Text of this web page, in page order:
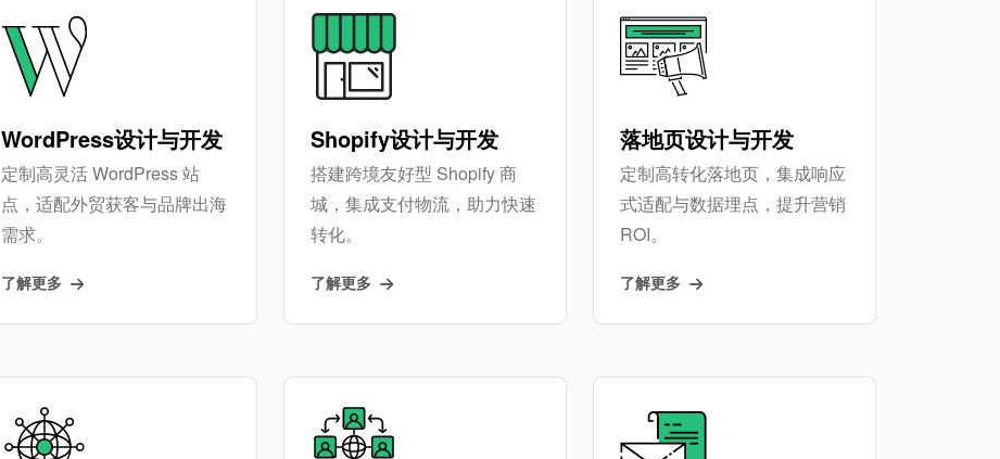
WordPress设计与开发
定制高灵活 WordPress 站
点，适配外贸获客与品牌出海
需求。
了解更多
Shopify设计与开发
搭建跨境友好型 Shopify 商
城，集成支付物流，助力快速
转化。
了解更多
落地页设计与开发
定制高转化落地页，集成响应
式适配与数据埋点，提升营销
ROI。
了解更多